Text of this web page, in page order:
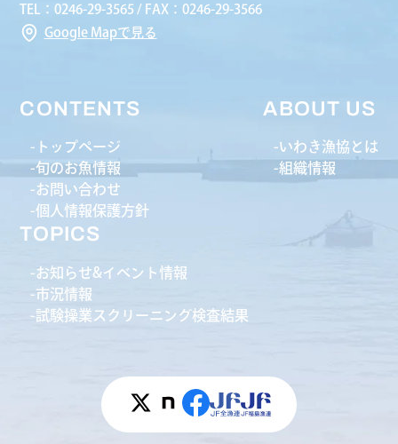
TEL：0246-29-3565 / FAX：0246-29-3566
Google Mapで見る
CONTENTS
トップページ
旬のお魚情報
お問い合わせ
個人情報保護方針
ABOUT US
いわき漁協とは
組織情報
TOPICS
お知らせ&イベント情報
市況情報
試験操業スクリーニング検査結果